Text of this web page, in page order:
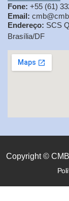
Fone: +55 (61)
Email:
Endereço: SCS
Brasília/DF
Copyright ©